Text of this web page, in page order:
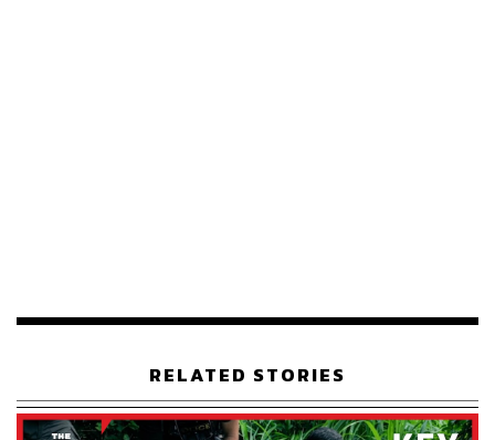
ตำรวจตั้งข้อหาวรวุฒิขับรถโดยประมาททำให้ผู้อื่นเสียชีวิต
และบาดเจ็บ และข้อหาเมาแล้วขับ ดำเนินคดีต่อไป
RELATED STORIES